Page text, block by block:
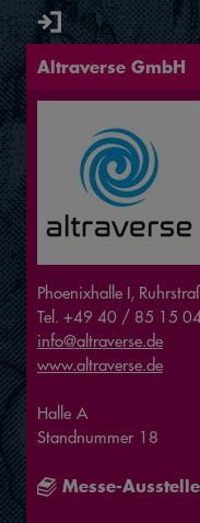
Altraverse GmbH
Phoenixhalle I,
Tel. +49 40 / 85 15
info@altraverse.de
www.altraverse.de
Halle A
Standnummer 18
Messe-